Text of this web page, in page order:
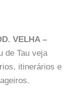
VELHA –
de Tau veja
itinerários e